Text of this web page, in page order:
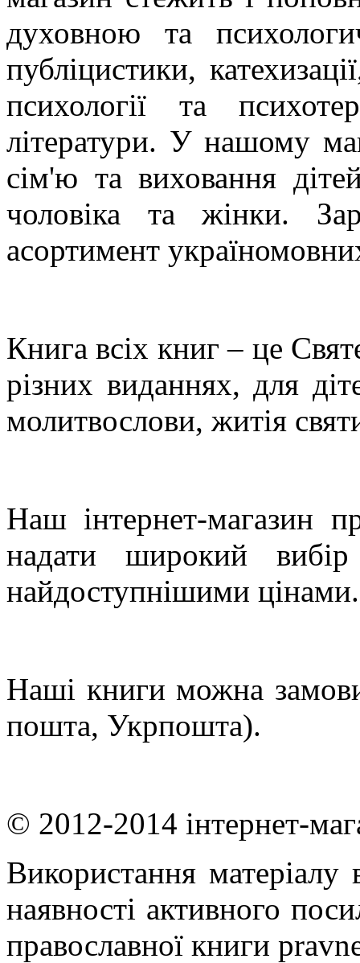
духовною та
публіцистики,
психології та
літератури. У нашому
сім'ю та виховання
чоловіка та жінки.
асортимент
Книга всіх книг – це
різних виданнях, для
молитвослови, житія
Наш інтернет-магазин
надати широкий вибір
найдоступнішими цінами.
Наші книги можна
пошта, Укрпошта).
© 2012-2014 інтернет-
Використання матеріалу
наявності активного
православної книги